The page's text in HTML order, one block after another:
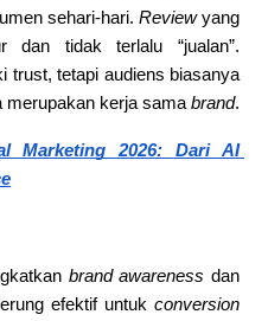
sehari-hari. Review yang
dan tidak terlalu “jualan”.
trust, tetapi audiens biasanya
merupakan kerja sama brand.
Marketing 2026: Dari AI
brand awareness dan
efektif untuk conversion